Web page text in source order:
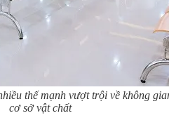
thế mạnh vượt trội về không
cơ sở vật chất